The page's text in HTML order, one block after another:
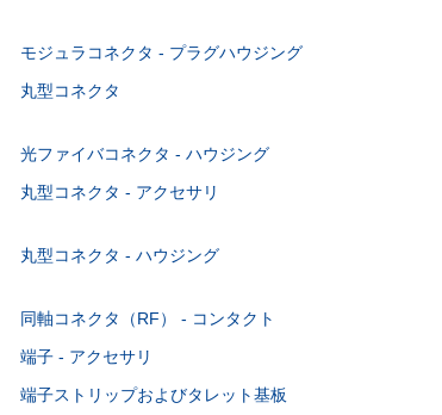
モジュラコネクタ - プラグハウジング
丸型コネクタ
光ファイバコネクタ - ハウジング
丸型コネクタ - アクセサリ
丸型コネクタ - ハウジング
同軸コネクタ（RF） - コンタクト
端子 - アクセサリ
端子ストリップおよびタレット基板